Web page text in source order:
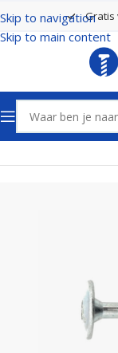
Skip to navigation
Skip to main content
Gratis
Home Schroeven